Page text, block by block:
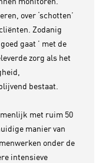
over ‘schotten’
Zodanig
gaat ’ met de
zorg als het
bestaat.
met ruim 50
manier van
onder de
intensieve